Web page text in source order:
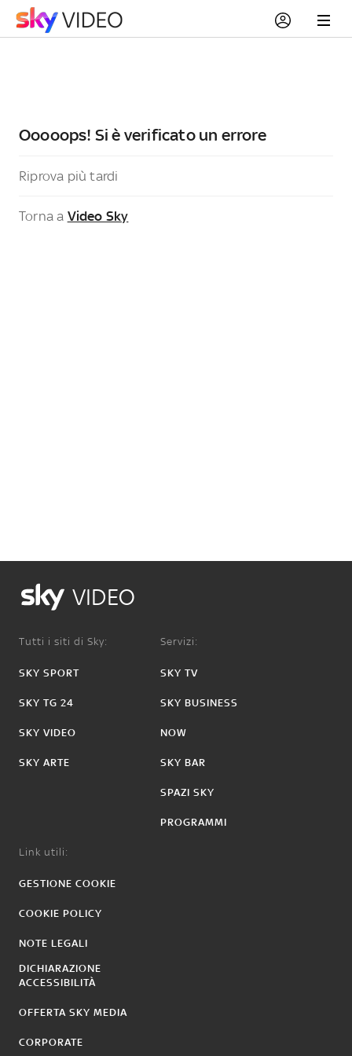
Ooooops! Si è verificato un errore
Riprova più tardi
Torna a Video Sky
VIDEO
Tutti i siti di Sky:
SKY SPORT
SKY TG 24
SKY VIDEO
SKY ARTE
Servizi:
SKY TV
SKY BUSINESS
NOW
SKY BAR
SPAZI SKY
PROGRAMMI
Link utili:
GESTIONE COOKIE
COOKIE POLICY
NOTE LEGALI
DICHIARAZIONE
ACCESSIBILITÀ
OFFERTA SKY MEDIA
CORPORATE